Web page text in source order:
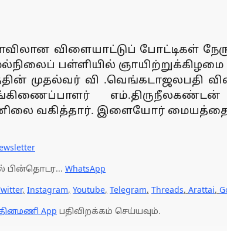
விளையாட்டுப் போட்டிகள்
பள்ளியில் ஞாயிற்றுக்கிழமை
முதல்வர் வி .வெங்கடாஜலபதி
வகித்தார். இளையோர்
பின்தொடர... WhatsApp
, Instagram, Youtube, Telegram, Threads, Arattai,
App பதிவிறக்கம் செய்யவும்.